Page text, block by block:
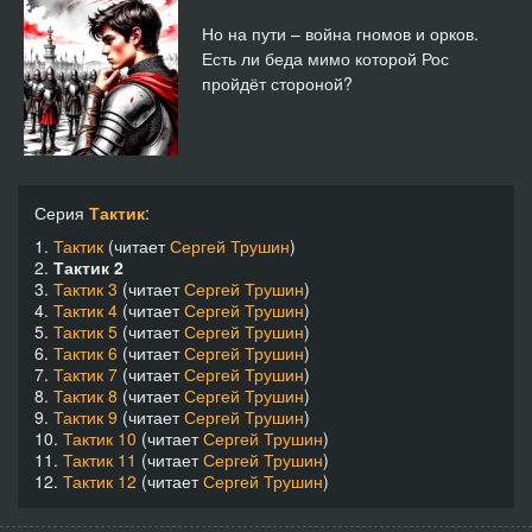
Но на пути – война гномов и орков.
Есть ли беда мимо которой Рос
пройдёт стороной?
Серия Тактик:
1. Тактик (читаетСергей Трушин)
2. Тактик 2
3. Тактик 3 (читаетСергей Трушин)
4. Тактик 4 (читаетСергей Трушин)
5. Тактик 5 (читаетСергей Трушин)
6. Тактик 6 (читаетСергей Трушин)
7. Тактик 7 (читаетСергей Трушин)
8. Тактик 8 (читаетСергей Трушин)
9. Тактик 9 (читаетСергей Трушин)
10. Тактик 10 (читаетСергей Трушин)
11. Тактик 11 (читаетСергей Трушин)
12. Тактик 12 (читаетСергей Трушин)